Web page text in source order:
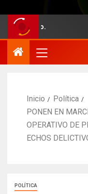
Mayo.
Inicio
Política
PONEN EN
OPERATIVO DE
ECHOS
POLÍTICA